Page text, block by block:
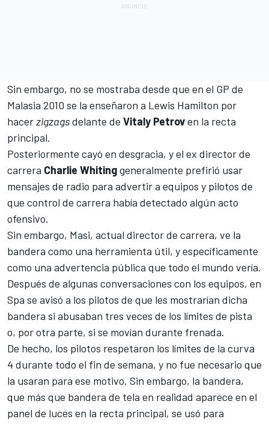
Sin embargo, no se mostraba desde que en el GP de
Malasia 2010 se la enseñaron a Lewis Hamilton por
hacerzigzagsdelante de Vitaly Petroven la recta
principal.
Posteriormente cayó en desgracia, y el ex director de
carrera Charlie Whitinggeneralmente prefirió usar
mensajes de radio para advertir a equipos y pilotos de
que control de carrera había detectado algún acto
ofensivo.
Sin embargo, Masi, actual director de carrera, ve la
bandera como una herramienta útil, y específicamente
como una advertencia pública que todo el mundo vería.
Después de algunas conversaciones con los equipos, en
Spa se avisó a los pilotos de que les mostrarían dicha
bandera si abusaban tres veces de los límites de pista
o, por otra parte, si se movían durante frenada.
De hecho, los pilotos respetaron los límites de la curva
4 durante todo el fin de semana, y no fue necesario que
la usaran para ese motivo. Sin embargo, la bandera,
que más que bandera de tela en realidad aparece en el
panel de luces en la recta principal, se usó para